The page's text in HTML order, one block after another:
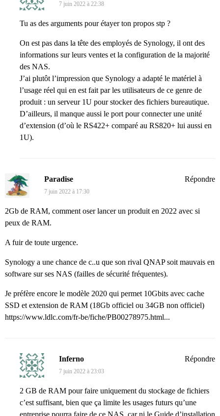
7 juin 2022 à 22:38
Tu as des arguments pour étayer ton propos stp ?
On est pas dans la tête des employés de Synology, il ont des
informations sur leurs ventes et la configuration de la majorité
des NAS.
J’ai plutôt l’impression que Synology a adapté le matériel à
l’usage réel qui en est fait par les utilisateurs de ce genre de
produit : un serveur 1U pour stocker des fichiers bureautique.
D’ailleurs, il manque aussi le port pour connecter une unité
d’extension (d’où le RS422+ comparé au RS820+ lui aussi en
1U).
Paradise
7 juin 2022 à 17:30
2Gb de RAM, comment oser lancer un produit en 2022 avec si
peux de RAM.
A fuir de toute urgence.
Synology a une chance de c..u que son rival QNAP soit mauvais en
software sur ses NAS (failles de sécurité fréquentes).
Je préfère encore le modèle 2020 qui permet 10Gbits avec cache
SSD et extension de RAM (18Gb officiel ou 34GB non officiel)
https://www.ldlc.com/fr-be/fiche/PB00278975.html...
Répondre
Inferno
7 juin 2022 à 23:03
2 GB de RAM pour faire uniquement du stockage de fichiers
c’est suffisant, bien que ça limite les usages futurs qu’une
Répondre